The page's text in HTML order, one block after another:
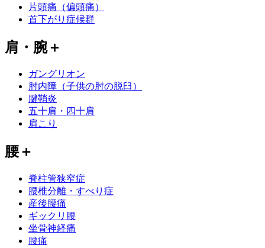
片頭痛（偏頭痛）
首下がり症候群
肩・腕＋
ガングリオン
肘内障（子供の肘の脱臼）
腱鞘炎
五十肩・四十肩
肩こり
腰＋
脊柱管狭窄症
腰椎分離・すべり症
産後腰痛
ギックリ腰
坐骨神経痛
腰痛